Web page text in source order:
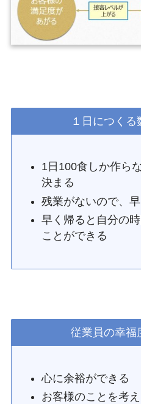
１日につくる
1日100食しか作ら
決まる
残業がないので、
早く帰ると自分の
ことができる
従業員の幸福
心に余裕ができる
お客様のことを考